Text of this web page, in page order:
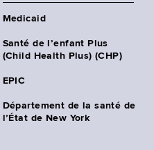
Medicaid
Santé de l’enfant Plus
(Child Health Plus) (CHP)
EPIC
Département de la santé de
l’État de New York